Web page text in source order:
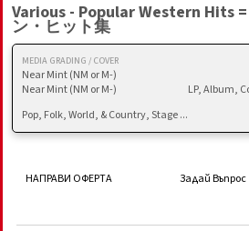
Various - Popular Western Hits
ン・ヒット集
MEDIA GRADING / COVER
Near Mint (NM or M-)
Near Mint (NM or M-)
LP, Album,
Pop, Folk, World, & Country, Stage ...
НАПРАВИ ОФЕРТА Задай Въпрос